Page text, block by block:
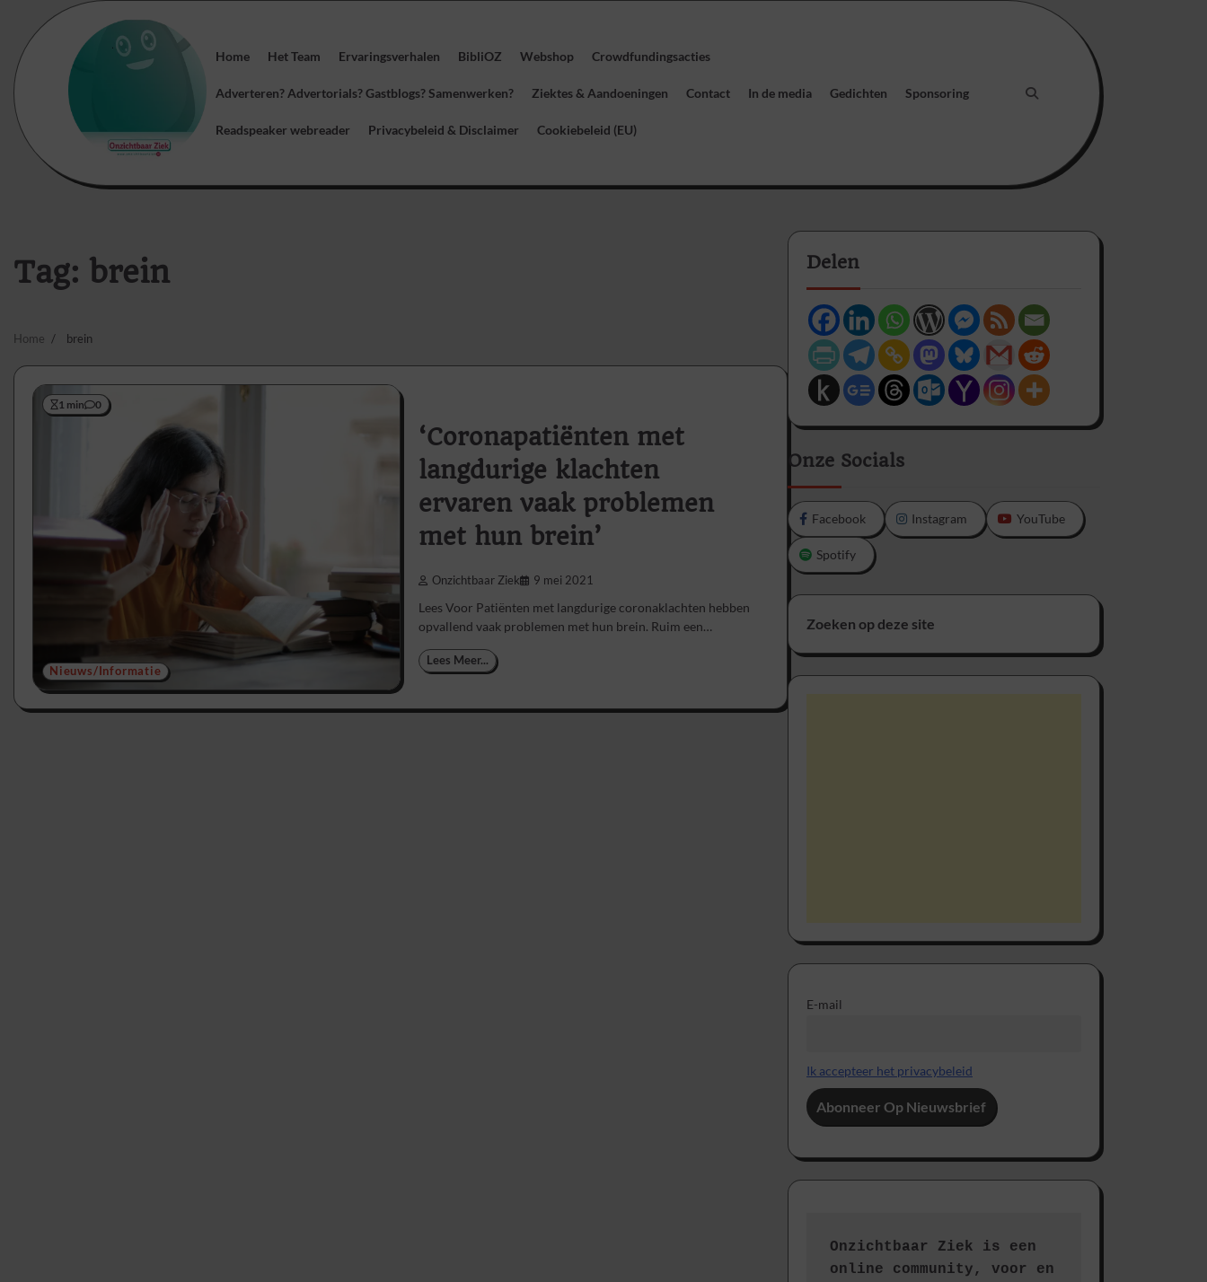
content
Home Het Team Ervaringsverhalen BibliOZ Webshop Crowdfundingsacties
Adverteren? Advertorials? Gastblogs? Samenwerken? Ziektes & Aandoeningen Contact In de media Gedichten Sponsoring
Readspeaker webreader Privacybeleid & Disclaimer Cookiebeleid (EU)
Tag: brein
Home brein
1 min 0
Nieuws/Informatie
‘Coronapatiënten met
langdurige klachten
ervaren vaak problemen
met hun brein’
Onzichtbaar Ziek 9 mei 2021
Lees Voor Patiënten met langdurige coronaklachten hebben
opvallend vaak problemen met hun brein. Ruim een…
Lees Meer...
Delen
Onze Socials
Facebook Instagram YouTube
Spotify
Zoeken op deze site
E-mail
Ik accepteer het privacybeleid
Onzichtbaar Ziek is een
online community, voor en